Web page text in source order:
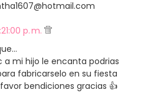
p. m.
a mi hijo le encanta podrias
fabricarselo en su fiesta
bendiciones gracias 👍